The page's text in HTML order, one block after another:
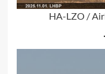
HA-LZO /